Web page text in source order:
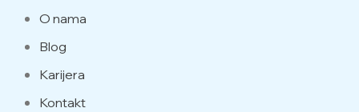
O nama
Blog
Karijera
Kontakt